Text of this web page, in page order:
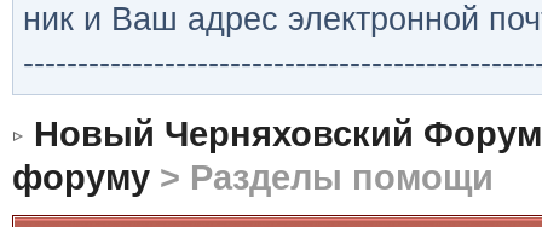
ник и Ваш адрес электронной
Новый Черняховский Форум
форуму> Разделы помощи